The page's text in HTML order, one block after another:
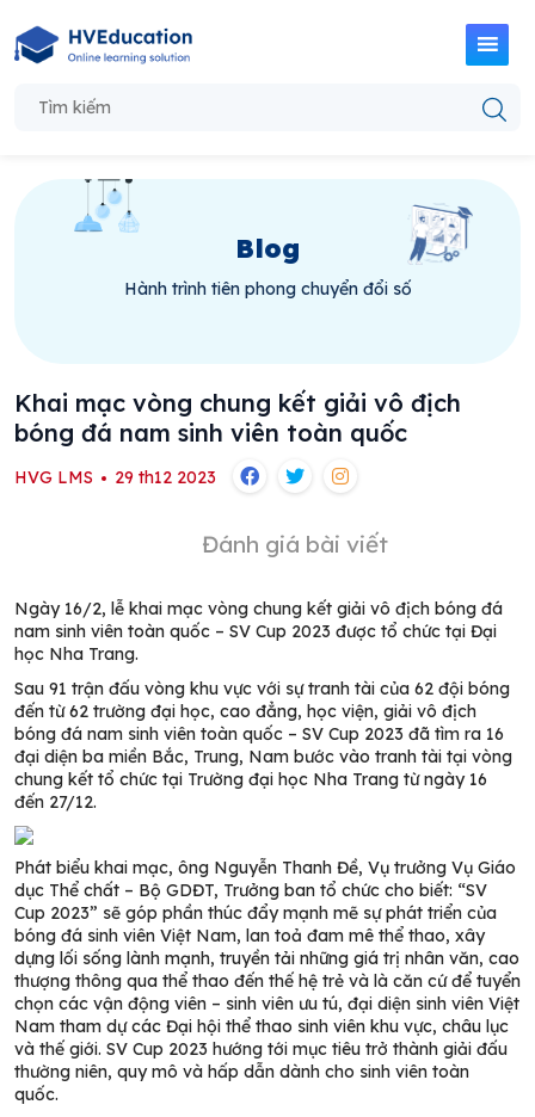
Blog
Hành trình tiên phong chuyển đổi số
Khai mạc vòng chung kết giải vô địch
bóng đá nam sinh viên toàn quốc
HVG LMS 29 th12 2023
Đánh giá bài viết
Ngày 16/2, lễ khai mạc vòng chung kết giải vô địch bóng đá
nam sinh viên toàn quốc – SV Cup 2023 được tổ chức tại Đại
học Nha Trang.
Sau 91 trận đấu vòng khu vực với sự tranh tài của 62 đội bóng
đến từ 62 trường đại học, cao đẳng, học viện, giải vô địch
bóng đá nam sinh viên toàn quốc – SV Cup 2023 đã tìm ra 16
đại diện ba miền Bắc, Trung, Nam bước vào tranh tài tại vòng
chung kết tổ chức tại Trường đại học Nha Trang từ ngày 16
đến 27/12.
Phát biểu khai mạc, ông Nguyễn Thanh Đề, Vụ trưởng Vụ Giáo
dục Thể chất – Bộ GDĐT, Trưởng ban tổ chức cho biết: “SV
Cup 2023” sẽ góp phần thúc đẩy mạnh mẽ sự phát triển của
bóng đá sinh viên Việt Nam, lan toả đam mê thể thao, xây
dựng lối sống lành mạnh, truyền tải những giá trị nhân văn, cao
thượng thông qua thể thao đến thế hệ trẻ và là căn cứ để tuyển
chọn các vận động viên – sinh viên ưu tú, đại diện sinh viên Việt
Nam tham dự các Đại hội thể thao sinh viên khu vực, châu lục
và thế giới. SV Cup 2023 hướng tới mục tiêu trở thành giải đấu
thường niên, quy mô và hấp dẫn dành cho sinh viên toàn
quốc.